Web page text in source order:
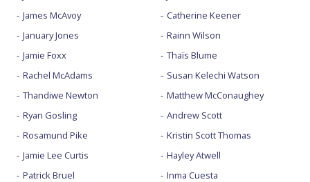
James McAvoy
January Jones
Jamie Foxx
Rachel McAdams
Thandiwe Newton
Ryan Gosling
Rosamund Pike
Jamie Lee Curtis
Patrick Bruel
Catherine Keener
Rainn Wilson
Thaïs Blume
Susan Kelechi Watson
Matthew McConaughey
Andrew Scott
Kristin Scott Thomas
Hayley Atwell
Inma Cuesta